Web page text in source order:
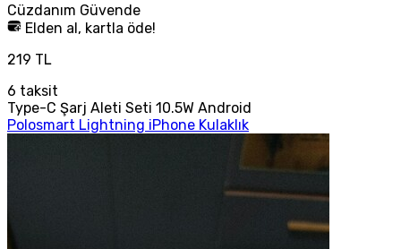
Cüzdanım Güvende
Elden al, kartla öde!
219 TL
6 taksit
Type-C Şarj Aleti Seti 10.5W Android
Polosmart Lightning iPhone Kulaklık